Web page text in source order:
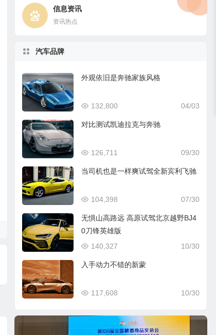
信息资讯
资讯热点
汽车品牌
外观依旧是奔驰家族风格
04/03
132,800
对比测试凯迪拉克与奔驰
09/30
126,711
当司机也是一样爽试驾全新宾利飞驰
07/30
104,398
无惧山高路远 高原试驾北京越野BJ4
0刀锋英雄版
10/30
140,327
入手动力不错的新蒙
10/30
117,608